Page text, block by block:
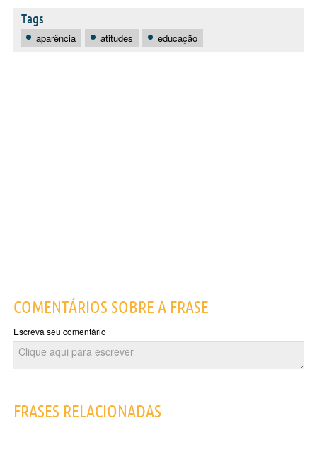
Tags
aparência atitudes educação
COMENTÁRIOS SOBRE A FRASE
Escreva seu comentário
FRASES RELACIONADAS